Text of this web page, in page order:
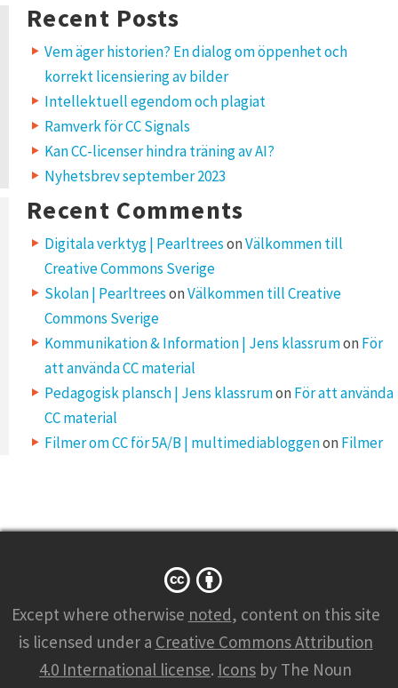
Recent Posts
Vem äger historien? En dialog om öppenhet och
korrekt licensiering av bilder
Intellektuell egendom och plagiat
Ramverk för CC Signals
Kan CC-licenser hindra träning av AI?
Nyhetsbrev september 2023
Recent Comments
Digitala verktyg | PearltreesonVälkommen till
Creative Commons Sverige
Skolan | PearltreesonVälkommen till Creative
Commons Sverige
Kommunikation & Information | Jens klassrumon För
att använda CC material
Pedagogisk plansch | Jens klassrumon För att använda
CC material
Filmer om CC för 5A/B | multimediabloggenon Filmer
Except where otherwise noted, content on this site
is licensed under a Creative Commons Attribution
4.0 International license. Icons by The Noun